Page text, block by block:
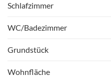
Schlafzimmer
WC/Badezimmer
Grundstück
Wohnfläche